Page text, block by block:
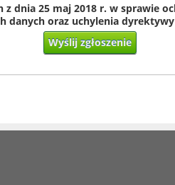
z dnia 25 maj 2018 r. w sprawie
oraz uchylenia
Wyślij zgłoszenie